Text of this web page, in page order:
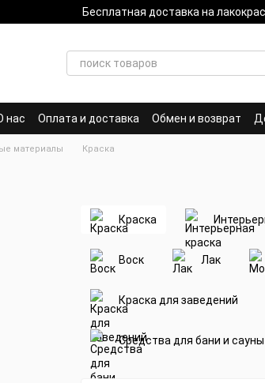
Бесплатная доставка на
нас Оплата и доставка Обмен и возврат
материалы Краска
Краска
Воск Лак
Краска для заведений
Средства для бани и сауны